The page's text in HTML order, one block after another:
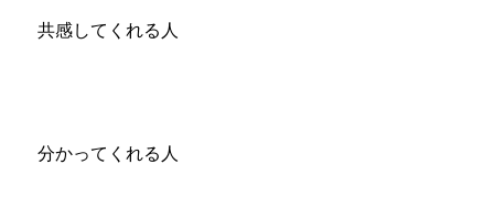
共感してくれる人
分かってくれる人